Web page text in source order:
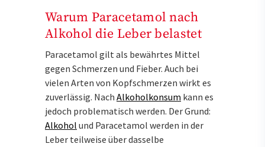
Warum Paracetamol nach
Alkohol die Leber belastet
Paracetamol gilt als bewährtes Mittel
gegen Schmerzen und Fieber. Auch bei
vielen Arten von Kopfschmerzen wirkt es
zuverlässig. Nach Alkoholkonsum kann es
jedoch problematisch werden. Der Grund:
Alkohol und Paracetamol werden in der
Leber teilweise über dasselbe